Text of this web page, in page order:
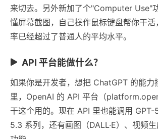
来切去。另外新加了个"Computer Use"
懂屏幕截图，自己操作鼠标键盘帮你干
率已经超过了普通人的平均水平。
API 平台能做什么？
如果你是开发者，想把 ChatGPT 的能力
里，OpenAI 的 API 平台（
干这个用的。现在 API 里也能调用
5.3 系列，还有画图（DALL·E）、视频